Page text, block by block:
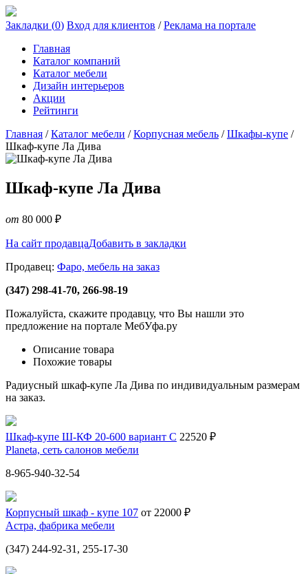
Закладки (0) Вход для клиентов /Реклама на портале
Главная
Каталог компаний
Каталог мебели
Дизайн интерьеров
Акции
Рейтинги
Главная /Каталог мебели /Корпусная мебель /Шкафы-купе /
Шкаф-купе Ла Дива
Шкаф-купе Ла Дива
от 80 000 ₽
На сайт продавцаДобавить в закладки
Продавец: Фаро, мебель на заказ
(347) 298-41-70, 266-98-19
Пожалуйста, скажите продавцу, что Вы нашли это
предложение на портале МебУфа.ру
Описание товара
Похожие товары
Радиусный шкаф-купе Ла Дива по индивидуальным размерам
на заказ.
Шкаф-купе Ш-КФ 20-600 вариант С 22520 ₽
Planeta, сеть салонов мебели
8-965-940-32-54
Корпусный шкаф - купе 107 от 22000 ₽
Астра, фабрика мебели
(347) 244-92-31, 255-17-30